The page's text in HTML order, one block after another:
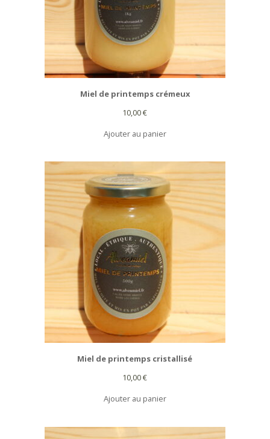
Miel de printemps crémeux
10,00€
Ajouter au panier
Miel de printemps cristallisé
10,00€
Ajouter au panier